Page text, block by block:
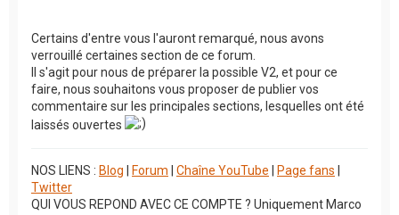
a
g
e
n
o
n
l
Certains d'entre vous l'auront remarqué, nous avons
verrouillé certaines section de ce forum.
Il s'agit pour nous de préparer la possible V2, et pour ce
faire, nous souhaitons vous proposer de publier vos
commentaire sur les principales sections, lesquelles ont été
laissés ouvertes
NOS LIENS : Blog Forum Chaîne YouTube Page fans
Twitter
QUI VOUS REPOND AVEC CE COMPTE ? Uniquement Marco